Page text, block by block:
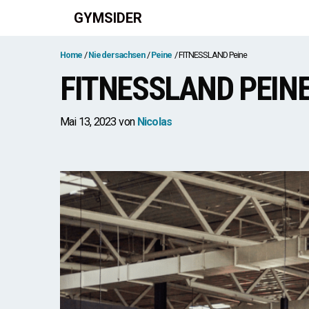
GYMSIDER
Home Niedersachsen Peine FITNESSLAND Peine
FITNESSLAND
Mai 13, 2023 von Nicolas